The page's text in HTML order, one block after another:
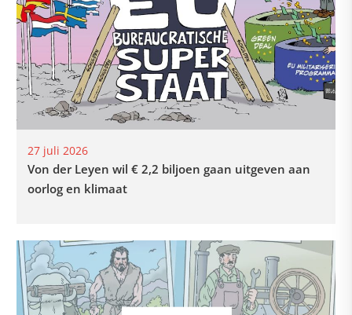
27 juli 2026
Von der Leyen wil € 2,2 biljoen gaan uitgeven aan
oorlog en klimaat